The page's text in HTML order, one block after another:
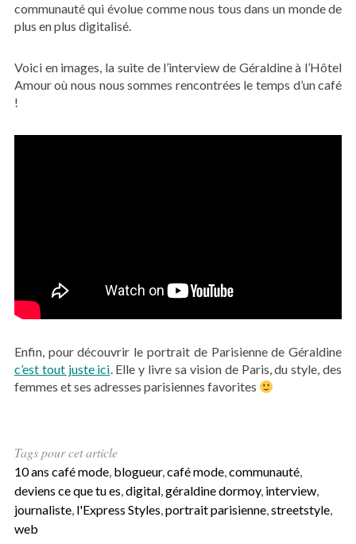
communauté qui évolue comme nous tous dans un monde de
plus en plus digitalisé.
Voici en images, la suite de l’interview de Géraldine à l’Hôtel
Amour où nous nous sommes rencontrées le temps d’un café
!
Enfin, pour découvrir le portrait de Parisienne de Géraldine
c’est tout juste ici. Elle y livre sa vision de Paris, du style, des
femmes et ses adresses parisiennes favorites
Tags pour cet article
10 ans café mode, blogueur,café mode,communauté,
deviens ce que tu es,digital,géraldine dormoy, interview,
journaliste, l'Express Styles,portrait parisienne,streetstyle,
web